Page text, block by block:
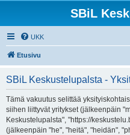
SBiL
UKK
Etusivu
SBiL Keskustelupalsta -
Tämä vakuutus selittää
siihen liittyvät yritykset (jälkeenpäin
Keskustelupalsta", "https://
(jälkeenpäin "he", "heitä", "heidän",